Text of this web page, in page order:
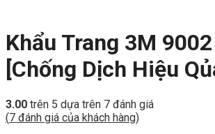
Khẩu Trang 3M
[Chống Dịch Hiệu
3.00 trên 5 dựa trên 7 đánh giá
(7 đánh giá của khách hàng)